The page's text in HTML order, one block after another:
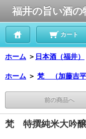
福井の旨い酒の
カート
ホーム ＞ 日本酒（福井）
ホーム ＞ 梵 （加藤吉平
前の商品へ
梵 特撰純米大吟